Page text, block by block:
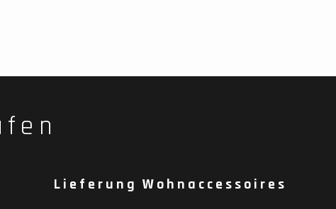
Lieferung Wohnaccessoires